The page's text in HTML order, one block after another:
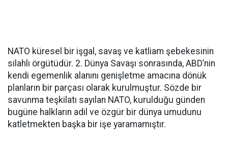
NATO küresel bir işgal, savaş ve katliam şebekesinin
silahlı örgütüdür. 2. Dünya Savaşı sonrasında, ABD’nin
kendi egemenlik alanını genişletme amacına dönük
planların bir parçası olarak kurulmuştur. Sözde bir
savunma teşkilatı sayılan NATO, kurulduğu günden
bugüne halkların adil ve özgür bir dünya umudunu
katletmekten başka bir işe yaramamıştır.